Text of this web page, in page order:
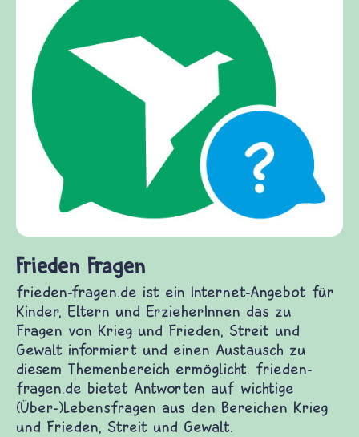
Frieden Fragen
frieden-fragen.de ist ein Internet-Angebot für
Kinder, Eltern und ErzieherInnen das zu
Fragen von Krieg und Frieden, Streit und
Gewalt informiert und einen Austausch zu
diesem Themenbereich ermöglicht. frieden-
fragen.de bietet Antworten auf wichtige
(Über-)Lebensfragen aus den Bereichen Krieg
und Frieden, Streit und Gewalt.